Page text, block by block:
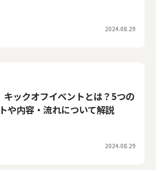
2024.08.29
キックオフイベントとは？5つの
や内容・流れについて解説
2024.08.29